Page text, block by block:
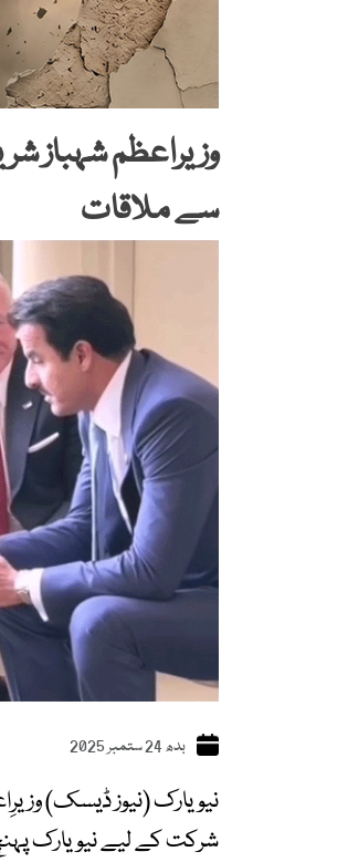
وزیراعظم شہباز
سے ملاقات
بدھ 24 ستمبر 2025
نیویارک (نیوز ڈیسک)
شرکت کے لیے نیویارک